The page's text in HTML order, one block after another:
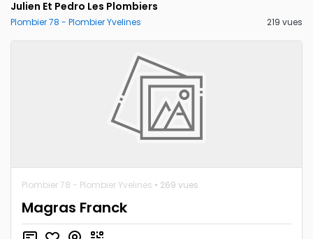
Julien Et Pedro Les Plombiers
Plombier 78 - Plombier Yvelines 219 vues
Plombier 78 - Plombier Yvelines • 269 vues
Magras Franck